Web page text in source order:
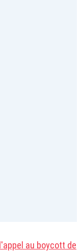
au boycott de